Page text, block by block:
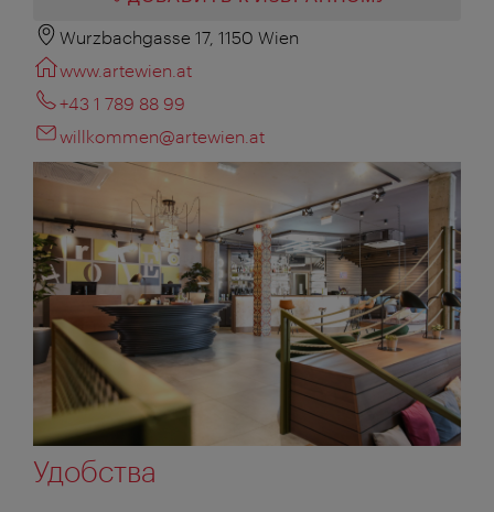
Wurzbachgasse 17, 1150 Wien
www.artewien.at
+43 1 789 88 99
willkommen@artewien.at
Удобства